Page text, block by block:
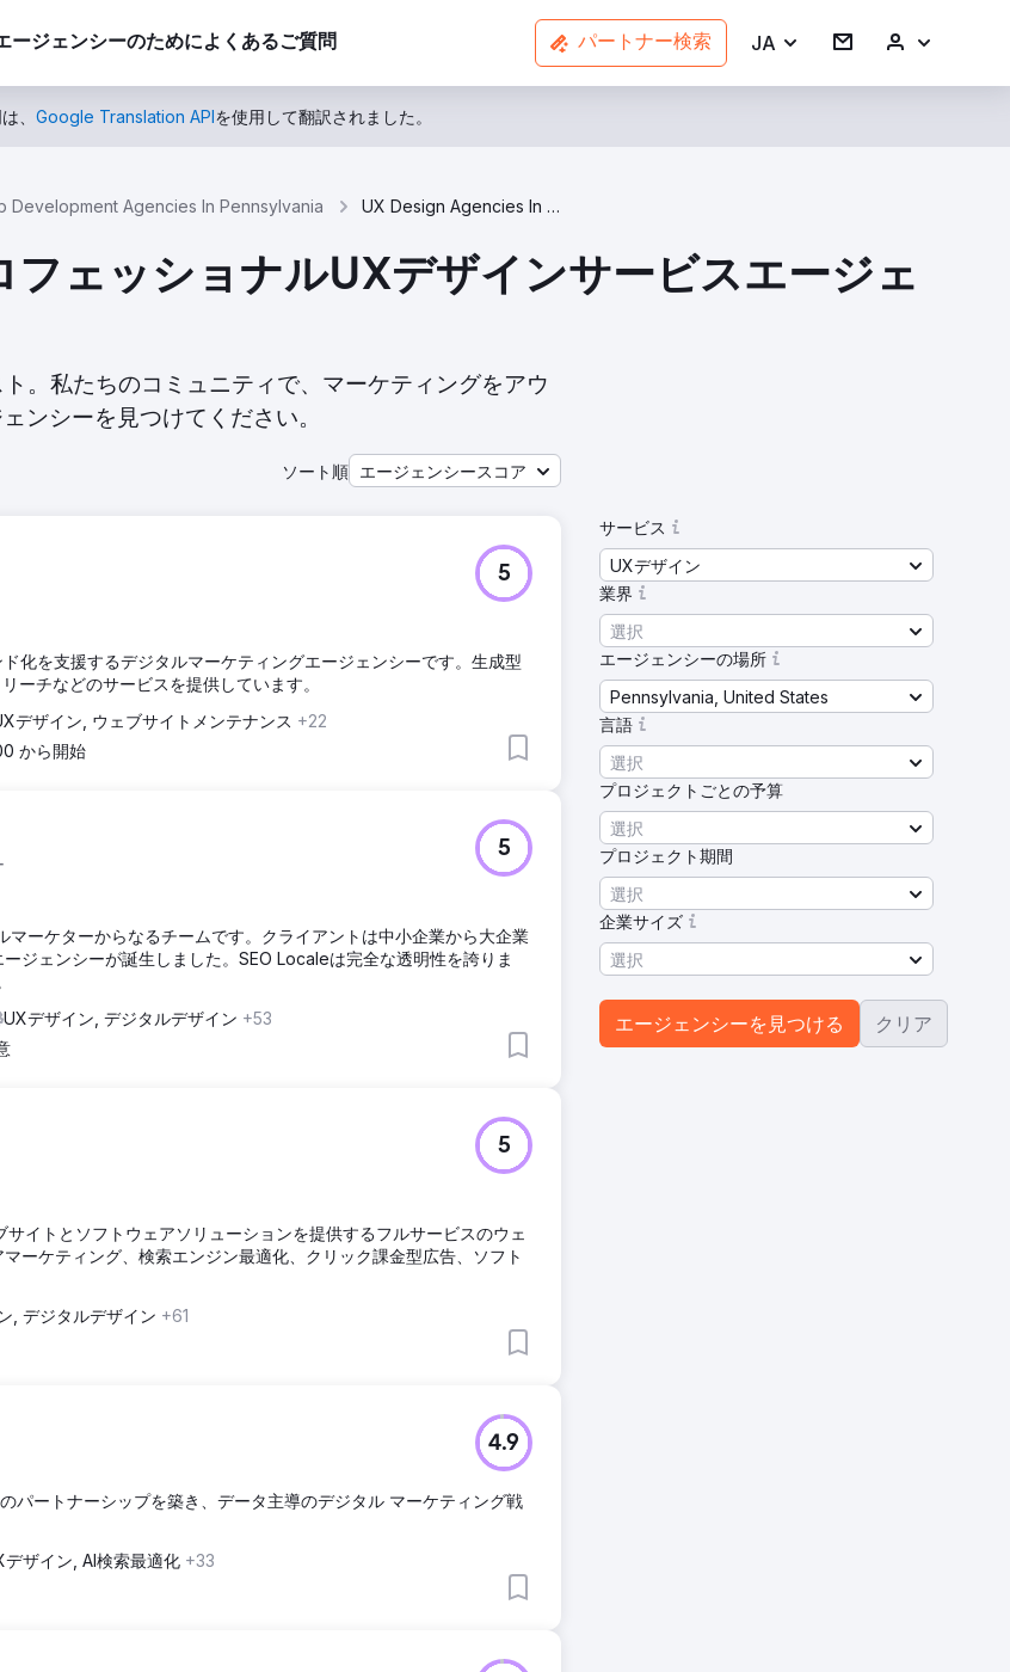
ージェンシーのためによくあるご質問 パートナー検索 JA
、 Google Translation APIを使用して翻訳されました。
Development Agencies In Pennsylvania UX Design Agencies In Pennsylvania
ェッショナルUXデザインサービスエージェ
。私たちのコミュニティで、マーケティングをアウ
ンシーを見つけてください。
ソート順 エージェンシースコア
5
化を支援するデジタルマーケティングエージェンシーです。生成型
ーチなどのサービスを提供しています。
デザイン, ウェブサイトメンテナンス +22
から開始
5
ーケターからなるチームです。クライアントは中小企業から大企業
ジェンシーが誕生しました。SEO Localeは完全な透明性を誇りま
UXデザイン, デジタルデザイン +53
5
イトとソフトウェアソリューションを提供するフルサービスのウェ
ーケティング、検索エンジン最適化、クリック課金型広告、ソフト
, デジタルデザイン +61
4.9
パートナーシップを築き、データ主導のデジタル マーケティング戦
デザイン, AI検索最適化 +33
サービス
UXデザイン
業界
選択
エージェンシーの場所
Pennsylvania, United States
言語
選択
プロジェクトごとの予算
選択
プロジェクト期間
選択
企業サイズ
選択
エージェンシーを見つける クリア